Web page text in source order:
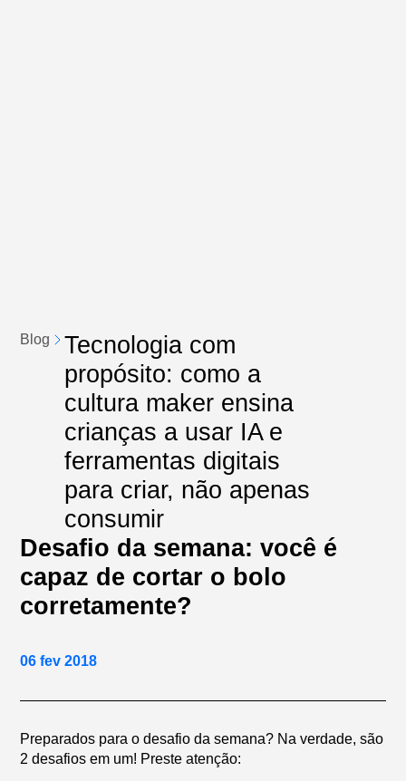
Blog
Tecnologia com
propósito: como a
cultura maker ensina
crianças a usar IA e
ferramentas digitais
para criar, não apenas
consumir
Desafio da semana: você é
capaz de cortar o bolo
corretamente?
06 fev 2018
Preparados para o desafio da semana? Na verdade, são
2 desafios em um! Preste atenção: